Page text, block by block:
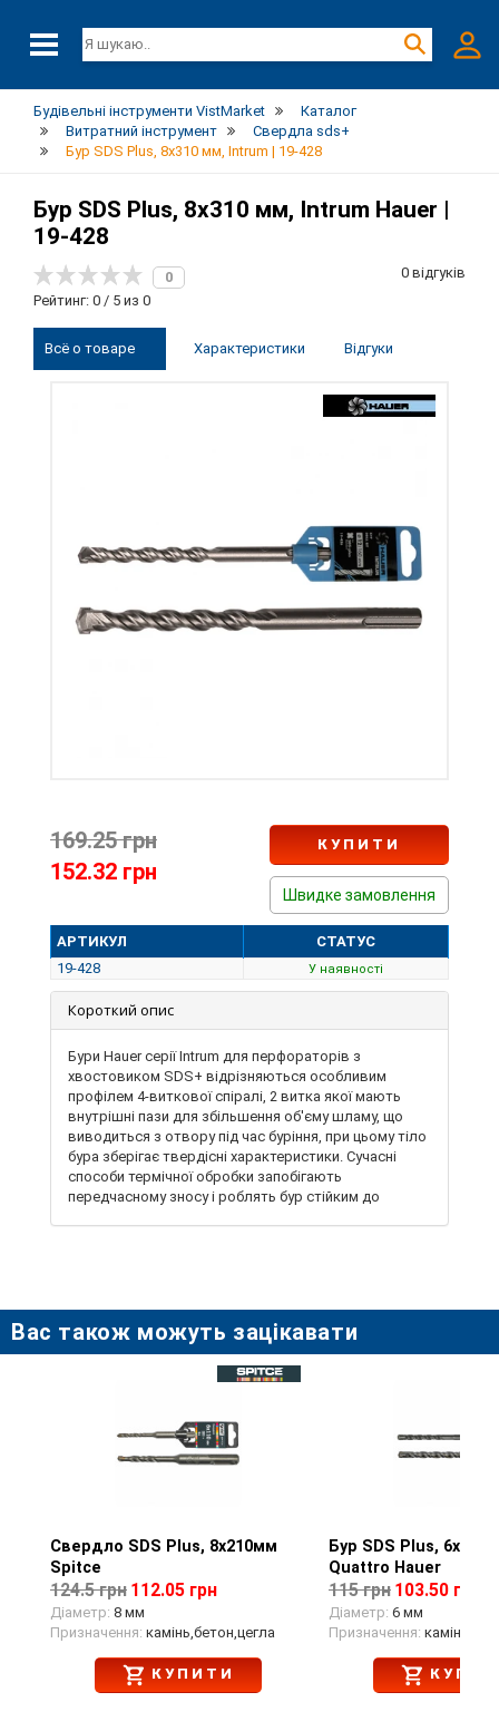
Будівельні інструменти VistMarket
Каталог
Витратний інструмент
Свердла sds+
Бур SDS Plus, 8х310 мм, Intrum | 19-428
Бур SDS Plus, 8х310 мм, Intrum Hauer |
19-428
0
Рейтинг: 0 / 5 из 0
0 відгуків
Всё о товаре Характеристики Відгуки
169.25 грн
152.32 грн
Швидке замовлення
КУПИТИ
АРТИКУЛ
СТАТУС
19-428
У наявності
Короткий опис
Бури Hauer серії Intrum для перфораторів з
хвостовиком SDS+ відрізняються особливим
профілем 4-виткової спіралі, 2 витка якої мають
внутрішні пази для збільшення об'єму шламу, що
виводиться з отвору під час буріння, при цьому тіло
бура зберігає твердісні характеристики. Сучасні
способи термічної обробки запобігають
передчасному зносу і роблять бур стійким до
Вас також можуть зацікавати
Перегляд товару
Свердло SDS Plus, 8х210мм
Spitce
124.5 грн 112.05 грн
Діаметр: 8 мм
Призначення: камінь,бетон,цегла
КУПИТИ
Перегляд
Бур SDS Plus, 6x210
Quattro Hauer
115 грн 103.50 грн
Діаметр: 6 мм
Призначення: